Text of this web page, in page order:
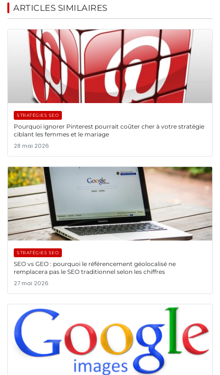
ARTICLES SIMILAIRES
STRATÉGIES SEO
Pourquoi ignorer Pinterest pourrait coûter cher à votre stratégie
ciblant les femmes et le mariage
28 mai 2026
STRATÉGIES SEO
SEO vs GEO : pourquoi le référencement géolocalisé ne
remplacera pas le SEO traditionnel selon les chiffres
27 mai 2026